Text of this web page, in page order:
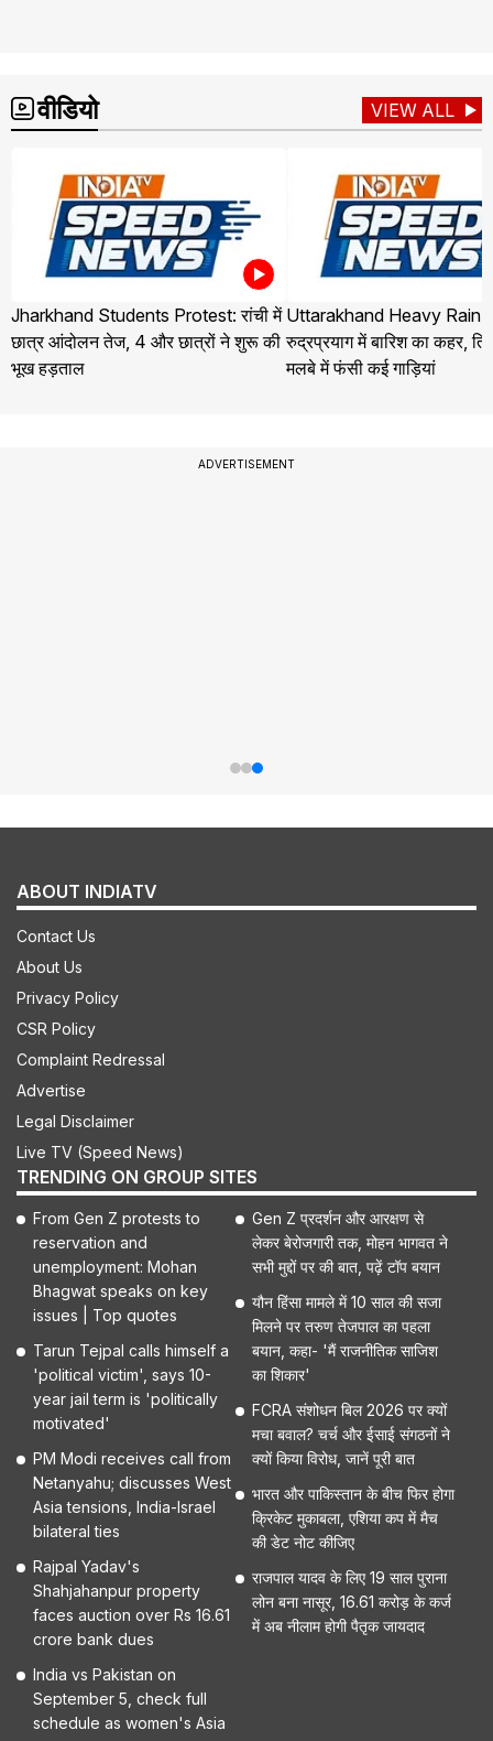
वीडियो VIEW ALL
Jharkhand Students Protest: रांची में
छात्र आंदोलन तेज, 4 और छात्रों ने शुरू की
भूख हड़ताल
Uttarakhand Heavy Rain
रुद्रप्रयाग में बारिश का कहर,
मलबे में फंसी कई गाड़ियां
ADVERTISEMENT
ABOUT INDIATV
Contact Us
About Us
Privacy Policy
CSR Policy
Complaint Redressal
Advertise
Legal Disclaimer
Live TV (Speed News)
TRENDING ON GROUP SITES
From Gen Z protests to
reservation and
unemployment: Mohan
Bhagwat speaks on key
issues | Top quotes
Tarun Tejpal calls himself a
'political victim', says 10-
year jail term is 'politically
motivated'
PM Modi receives call from
Netanyahu; discusses West
Asia tensions, India-Israel
bilateral ties
Rajpal Yadav's
Shahjahanpur property
faces auction over Rs 16.61
crore bank dues
India vs Pakistan on
September 5, check full
schedule as women's Asia
Gen Z प्रदर्शन और आरक्षण से
लेकर बेरोजगारी तक, मोहन भागवत ने
सभी मुद्दों पर की बात, पढ़ें टॉप बयान
यौन हिंसा मामले में 10 साल की सजा
मिलने पर तरुण तेजपाल का पहला
बयान, कहा- 'मैं राजनीतिक साजिश
का शिकार'
FCRA संशोधन बिल 2026 पर क्यों
मचा बवाल? चर्च और ईसाई संगठनों ने
क्यों किया विरोध, जानें पूरी बात
भारत और पाकिस्तान के बीच फिर होगा
क्रिकेट मुकाबला, एशिया कप में मैच
की डेट नोट कीजिए
राजपाल यादव के लिए 19 साल पुराना
लोन बना नासूर, 16.61 करोड़ के कर्ज
में अब नीलाम होगी पैतृक जायदाद